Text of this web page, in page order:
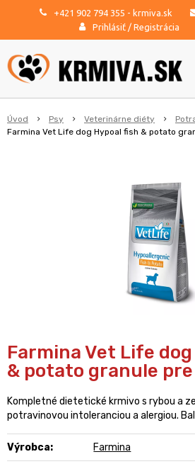
+421 902 794 355 - krmiva.sk
Prihlásiť / Registrácia
Úvod Psy Veterinárne diéty
Farmina Vet Life dog Hypoal fish & potato
Farmina Vet Life
& potato granule pre
Kompletné dietetické krmivo s rybou a
potravinovou intoleranciou a alergiou.
Výrobca: Farmina